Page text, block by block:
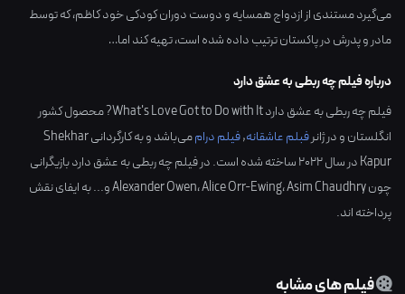
می‌گیرد مستندی از ازدواج همسایه و دوست دوران کودکی خود کاظم، که توسط
مادر و پدرش در پاکستان ترتیب داده شده است، تهیه کند اما…
درباره فیلم چه ربطی به عشق دارد
فیلم چه ربطی به عشق دارد What's Love Got to Do with It? محصول کشور
انگلستانو در ژانرفبلم عاشقانه,فیلم دراممی‌باشد و به کارگردانیShekhar
Kapurدر سال2022ساخته شده است. در فیلم چه ربطی به عشق دارد بازیگرانی
چون
Alexander Owen،Alice Orr-Ewing،Asim Chaudhry
و... به ایفای نقش
پرداخته اند.
فیلم های مشابه